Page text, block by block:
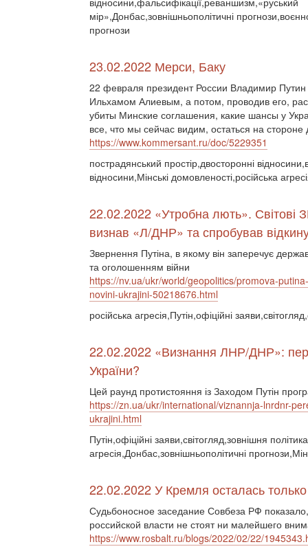
мір»,Донбас,зовнішньополітичні
прогнози
23.02.2022 Мерси, Баку
22 февраля президент России Владимир
Ильхамом Алиевым, а потом, проводив его,
убиты Минские соглашения, какие шансы у
все, что мы сейчас видим, остаться на стороне
https://www.kommersant.ru/doc/5229351
пострадянський простір,двосторонні
відносини,Мінські домовленості,російська
22.02.2022 «Утробна лють». Світові
визнав «Л/ДНР» та спробував
Звернення Путіна, в якому він заперечує
та оголошенням війни
https://nv.ua/ukr/world/geopolitics/promova-
novini-ukrajini-50218676.html
російська агресія,Путін,офіційні
22.02.2022 «Визнання ЛНР/ДНР»:
України?
Цей раунд протистояння із Заходом Путін
https://zn.ua/ukr/international/viznannja-lnrdnr-
ukrajini.html
Путін,офіційні заяви,світогляд,зовнішня
агресія,Донбас,зовнішньополітичні
22.02.2022 У Кремля осталась
Судьбоносное заседание Совбеза РФ
российской власти не стоят ни малейшего
https://www.rosbalt.ru/blogs/2022/02/22/